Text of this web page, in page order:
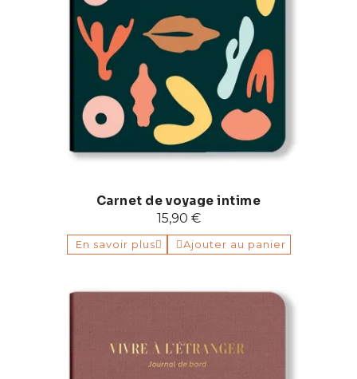
Carnet de voyage intime
15,90 €
En savoir plus Ajouter au panier